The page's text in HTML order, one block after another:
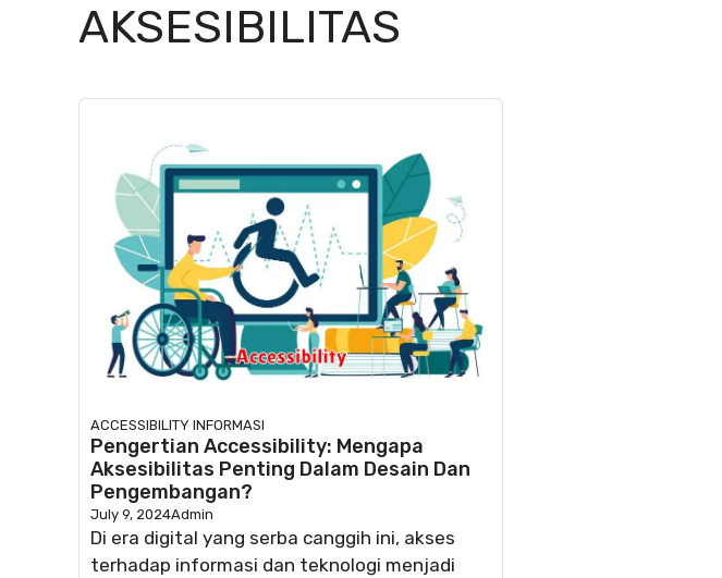
AKSESIBILITAS
ACCESSIBILITY INFORMASI
Pengertian Accessibility: Mengapa
Aksesibilitas Penting Dalam Desain Dan
Pengembangan?
July 9, 2024Admin
Di era digital yang serba canggih ini, akses
terhadap informasi dan teknologi menjadi